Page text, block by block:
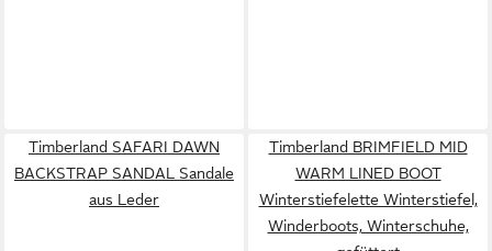
Timberland SAFARI DAWN
BACKSTRAP SANDAL Sandale
aus Leder
Timberland BRIMFIELD MID
WARM LINED BOOT
Winterstiefelette Winterstiefel,
Winderboots, Winterschuhe,